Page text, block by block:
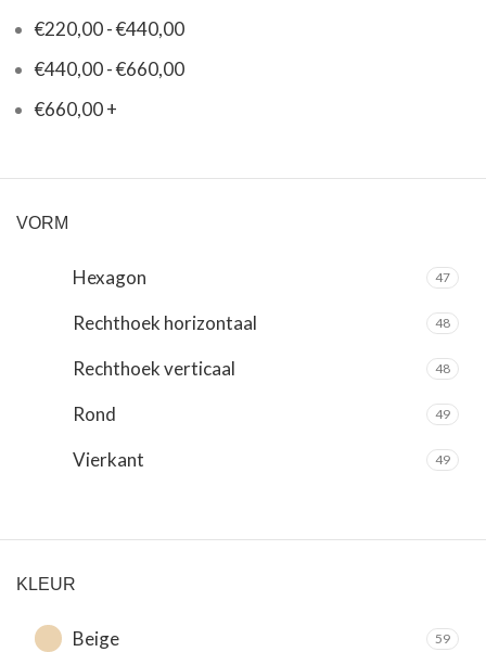
€220,00-€440,00
€440,00-€660,00
€660,00+
VORM
Hexagon 47
Rechthoek horizontaal 48
Rechthoek verticaal 48
Rond 49
Vierkant 49
KLEUR
Beige 59